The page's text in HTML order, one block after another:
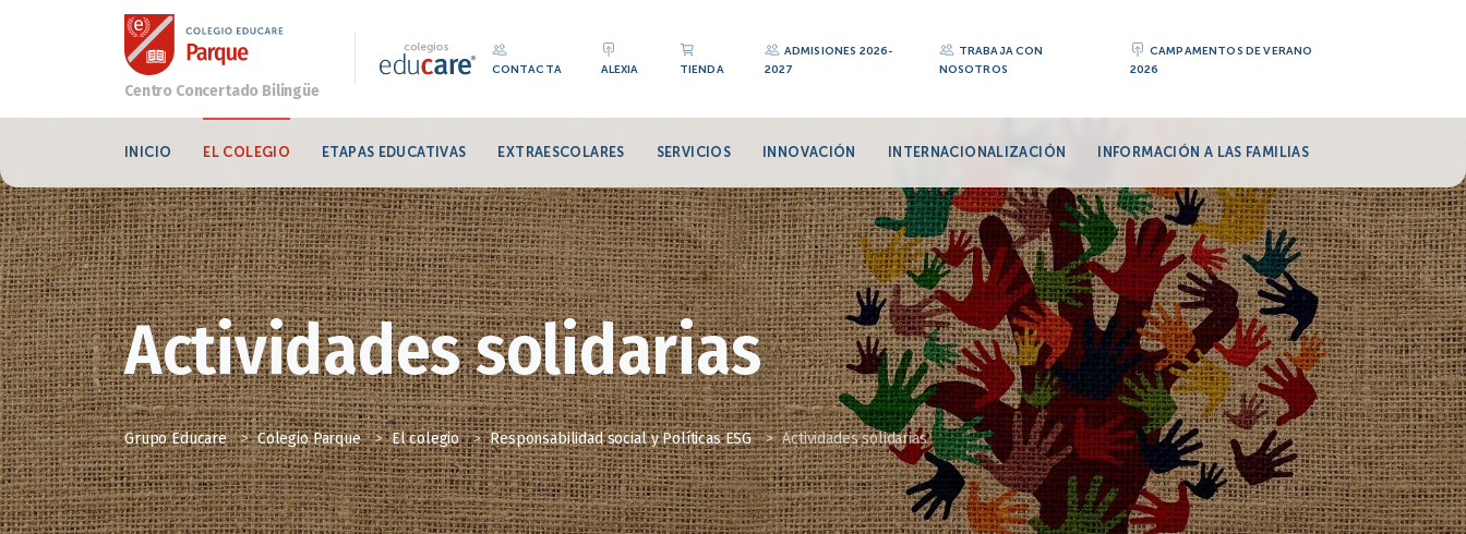
CONTACTA ALEXIA TIENDA
ADMISIONES 2026-
2027
TRABAJA CON
NOSOTROS
CAMPAMENTOS DE VERANO
2026
INICIO EL COLEGIO ETAPAS EDUCATIVAS EXTRAESCOLARES SERVICIOS INNOVACIÓN INTERNACIONALIZACIÓN INFORMACIÓN A LAS FAMILIAS
Actividades solidarias
Grupo Educare > Colegio Parque > El colegio > Responsabilidad social y Políticas ESG > Actividades solidarias